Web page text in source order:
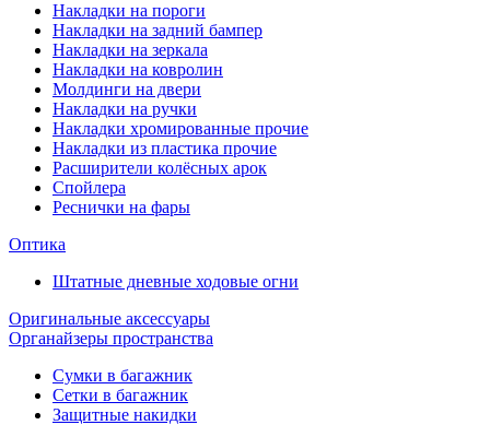
Накладки на пороги
Накладки на задний бампер
Накладки на зеркала
Накладки на ковролин
Молдинги на двери
Накладки на ручки
Накладки хромированные прочие
Накладки из пластика прочие
Расширители колёсных арок
Спойлера
Реснички на фары
Оптика
Штатные дневные ходовые огни
Оригинальные аксессуары
Органайзеры пространства
Сумки в багажник
Сетки в багажник
Защитные накидки